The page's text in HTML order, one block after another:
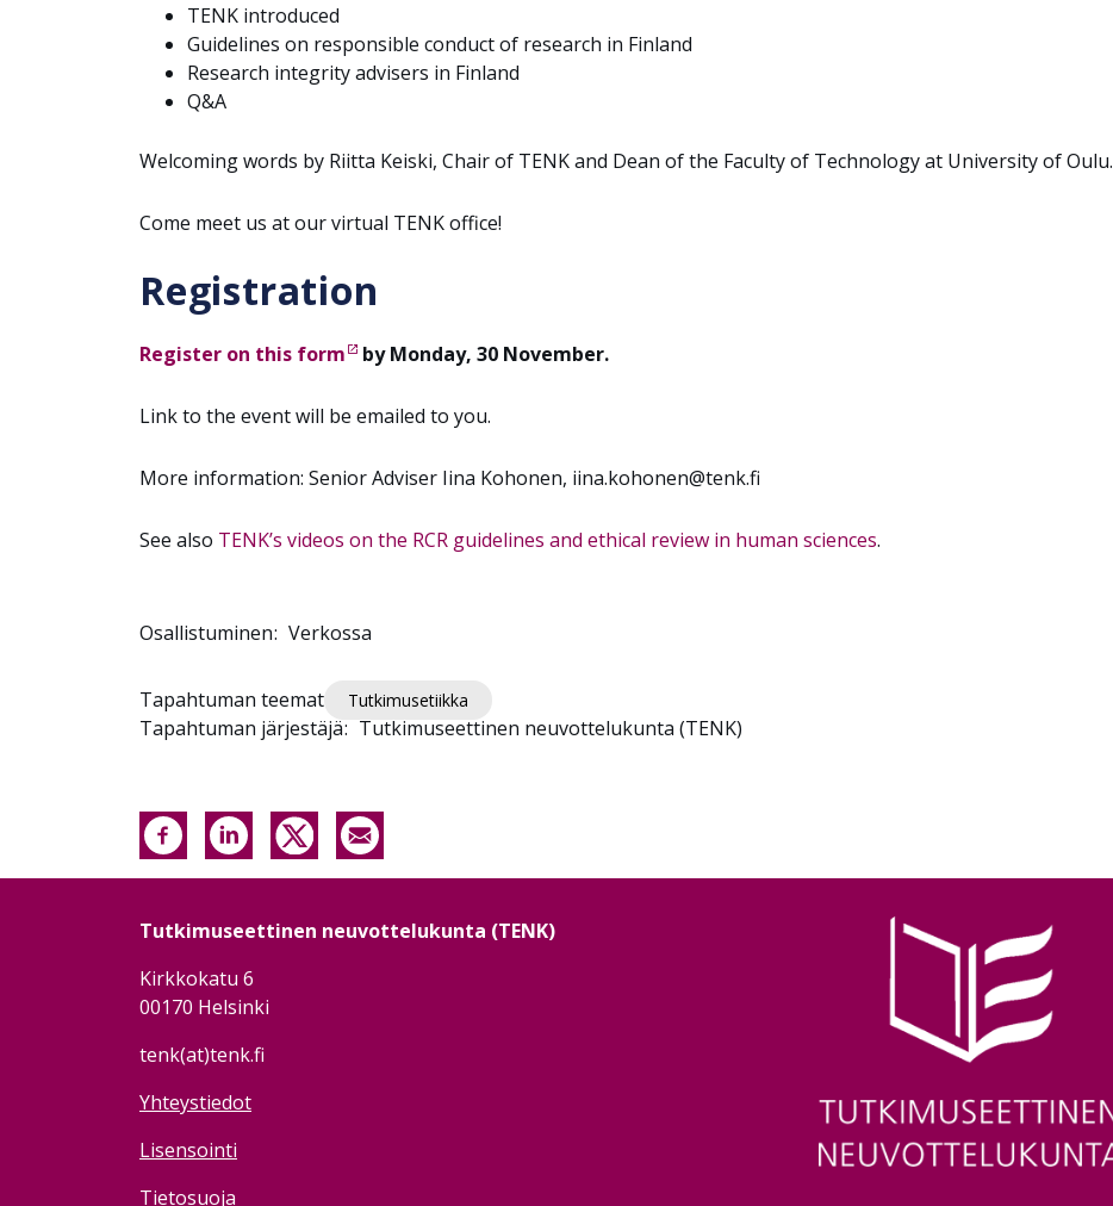
TENK introduced
Guidelines on responsible conduct of research in Finland
Research integrity advisers in Finland
Q&A
Welcoming words by Riitta Keiski, Chair of TENK and Dean of the Faculty of Technology at University of Oulu.
Come meet us at our virtual TENK office!
Registration
Register on this form by Monday, 30 November.
Link to the event will be emailed to you.
More information: Senior Adviser Iina Kohonen, iina.kohonen@tenk.fi
See also TENK’s videos on the RCR guidelines and ethical review in human sciences.
Osallistuminen Verkossa
Tapahtuman teemat Tutkimusetiikka
Tapahtuman järjestäjä Tutkimuseettinen neuvottelukunta (TENK)
Tutkimuseettinen neuvottelukunta (TENK)
Kirkkokatu 6
00170 Helsinki
tenk(at)tenk.fi
Yhteystiedot
Lisensointi
Tietosuoja